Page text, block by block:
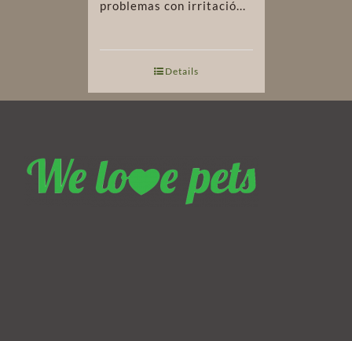
problemas con irritació...
Details